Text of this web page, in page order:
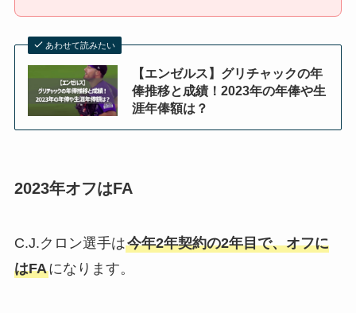
あわせて読みたい
【エンゼルス】グリチャックの年
俸推移と成績！2023年の年俸や生
涯年俸額は？
2023年オフはFA
C.J.クロン選手は今年2年契約の2年目で、オフに
はFAになります。